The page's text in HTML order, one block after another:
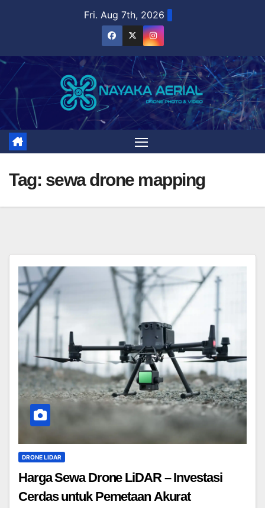
Fri. Aug 7th, 2026
Tag: sewa drone mapping
DRONE LIDAR
Harga Sewa Drone LiDAR – Investasi
Cerdas untuk Pemetaan Akurat